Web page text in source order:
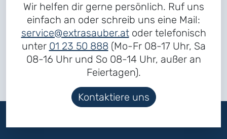
Wir helfen dir gerne persönlich. Ruf uns
einfach an oder schreib uns eine Mail:
service@extrasauber.atoder telefonisch
unter 01 23 50 888 (Mo-Fr 08-17 Uhr, Sa
08-16 Uhr und So 08-14 Uhr, außer an
Feiertagen).
Kontaktiere uns